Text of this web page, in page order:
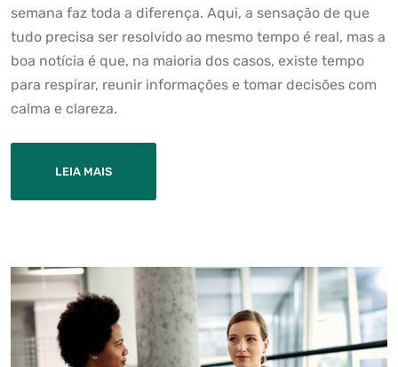
semana faz toda a diferença. Aqui, a sensação de que
tudo precisa ser resolvido ao mesmo tempo é real, mas a
boa notícia é que, na maioria dos casos, existe tempo
para respirar, reunir informações e tomar decisões com
calma e clareza.
LEIA MAIS